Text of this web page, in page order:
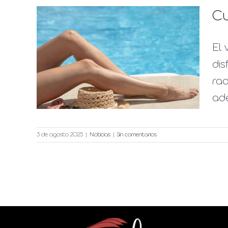
El
3 de agosto 2025 Noticias Sin comentarios